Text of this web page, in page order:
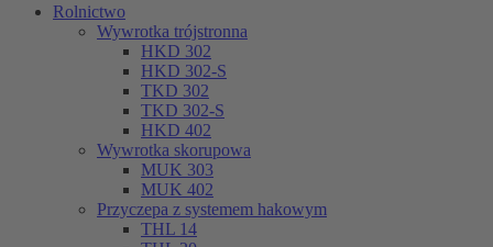
Rolnictwo
Wywrotka trójstronna
HKD 302
HKD 302-S
TKD 302
TKD 302-S
HKD 402
Wywrotka skorupowa
MUK 303
MUK 402
Przyczepa z systemem hakowym
THL 14